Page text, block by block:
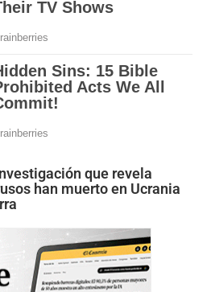
que revela
han muerto en Ucrania